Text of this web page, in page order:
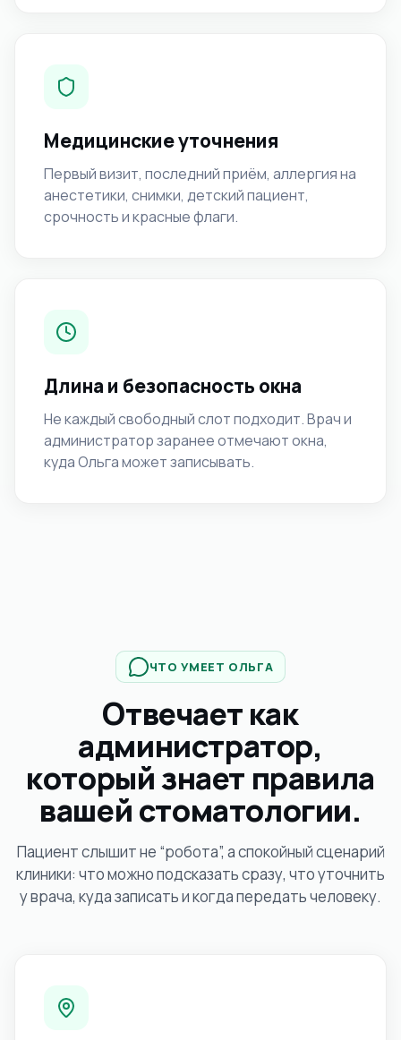
Медицинские уточнения
Первый визит, последний приём, аллергия на
анестетики, снимки, детский пациент,
срочность и красные флаги.
Длина и безопасность окна
Не каждый свободный слот подходит. Врач и
администратор заранее отмечают окна,
куда Ольга может записывать.
ЧТО УМЕЕТ ОЛЬГА
Отвечает как
администратор,
который знает правила
вашей стоматологии.
Пациент слышит не “робота”, а спокойный сценарий
клиники: что можно подсказать сразу, что уточнить
у врача, куда записать и когда передать человеку.